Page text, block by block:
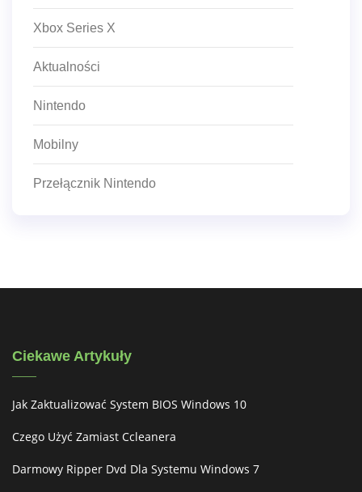
Xbox Series X
Aktualności
Nintendo
Mobilny
Przełącznik Nintendo
Ciekawe Artykuły
Jak Zaktualizować System BIOS Windows 10
Czego Użyć Zamiast Ccleanera
Darmowy Ripper Dvd Dla Systemu Windows 7